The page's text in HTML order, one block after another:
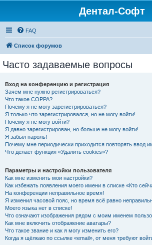
Дентал-Софт
FAQ
Список форумов
Часто задаваемые вопросы
Вход на конференцию и регистрация
Зачем мне нужно регистрироваться?
Что такое COPPA?
Почему я не могу зарегистрироваться?
Я только что зарегистрировался, но не могу войти!
Почему я не могу войти?
Я давно зарегистрирован, но больше не могу войти!
Я забыл пароль!
Почему мне периодически приходится повторять ввод
Что делает функция «Удалить cookies»?
Параметры и настройки пользователя
Как мне изменить мои настройки?
Как избежать появления моего имени в списке «Кто
На конференции неправильное время!
Я изменил часовой пояс, но время всё равно
Моего языка нет в списке!
Что означают изображения рядом с моим именем
Как мне включить отображение аватары?
Что такое звание и как я могу изменить его?
Когда я щёлкаю по ссылке «email», от меня требуют